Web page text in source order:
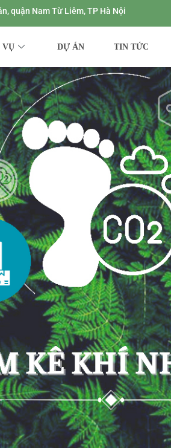
quận Nam Từ Liêm, TP Hà Nội
VỤ DỰ ÁN TIN TỨC